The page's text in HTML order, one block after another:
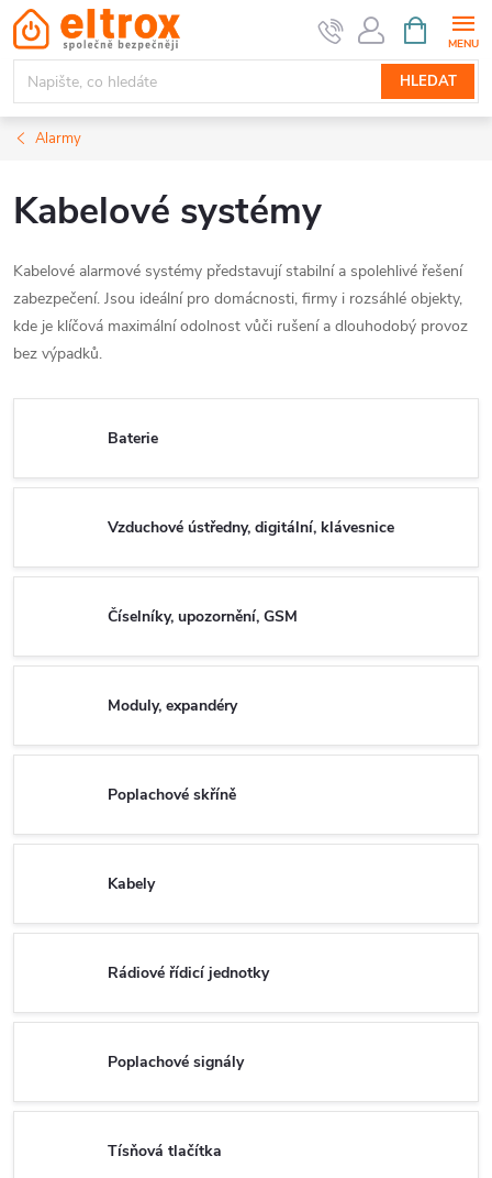
Přejít
na
obsah
HLEDAT
NÁKUPNÍ
KOŠÍK
Alarmy
Kabelové systémy
Kabelové alarmové systémy představují stabilní a spolehlivé řešení
zabezpečení. Jsou ideální pro domácnosti, firmy i rozsáhlé objekty,
kde je klíčová maximální odolnost vůči rušení a dlouhodobý provoz
bez výpadků.
Baterie
Vzduchové ústředny, digitální, klávesnice
Číselníky, upozornění, GSM
Moduly, expandéry
Poplachové skříně
Kabely
Rádiové řídicí jednotky
Poplachové signály
Tísňová tlačítka